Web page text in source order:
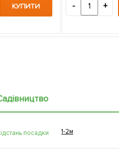
КУПИТИ - +
посадки 1-2м